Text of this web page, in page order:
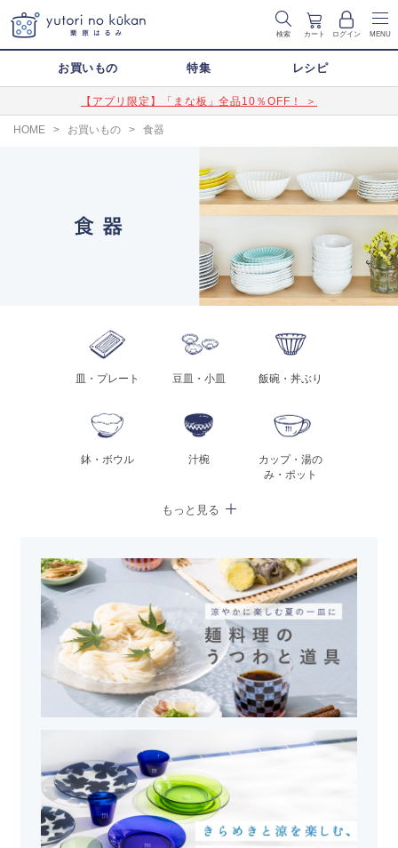
検索 カート ログイン MENU
お買いもの 特集 レシピ
【アプリ限定】「まな板」全品10％OFF！ ＞
HOME > お買いもの > 食器
皿・プレート 豆皿・小皿 飯碗・丼ぶり
鉢・ボウル 汁椀
カップ・湯の
み・ポット